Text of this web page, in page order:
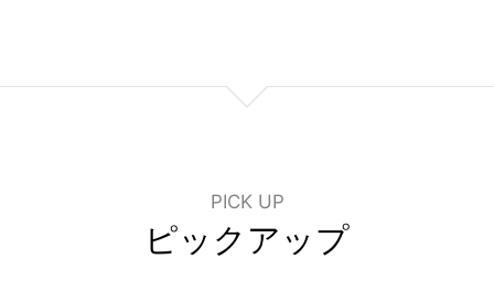
PICK UP
ピックアップ